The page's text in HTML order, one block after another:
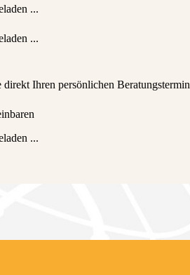
...
...
direkt Ihren persönlichen Beratungstermin
...